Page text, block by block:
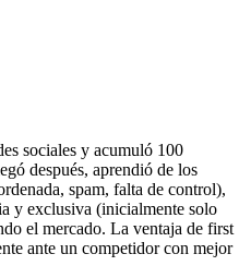
sociales y acumuló 100
después, aprendió de los
spam, falta de control),
y exclusiva (inicialmente solo
el mercado. La ventaja de first
ante un competidor con mejor